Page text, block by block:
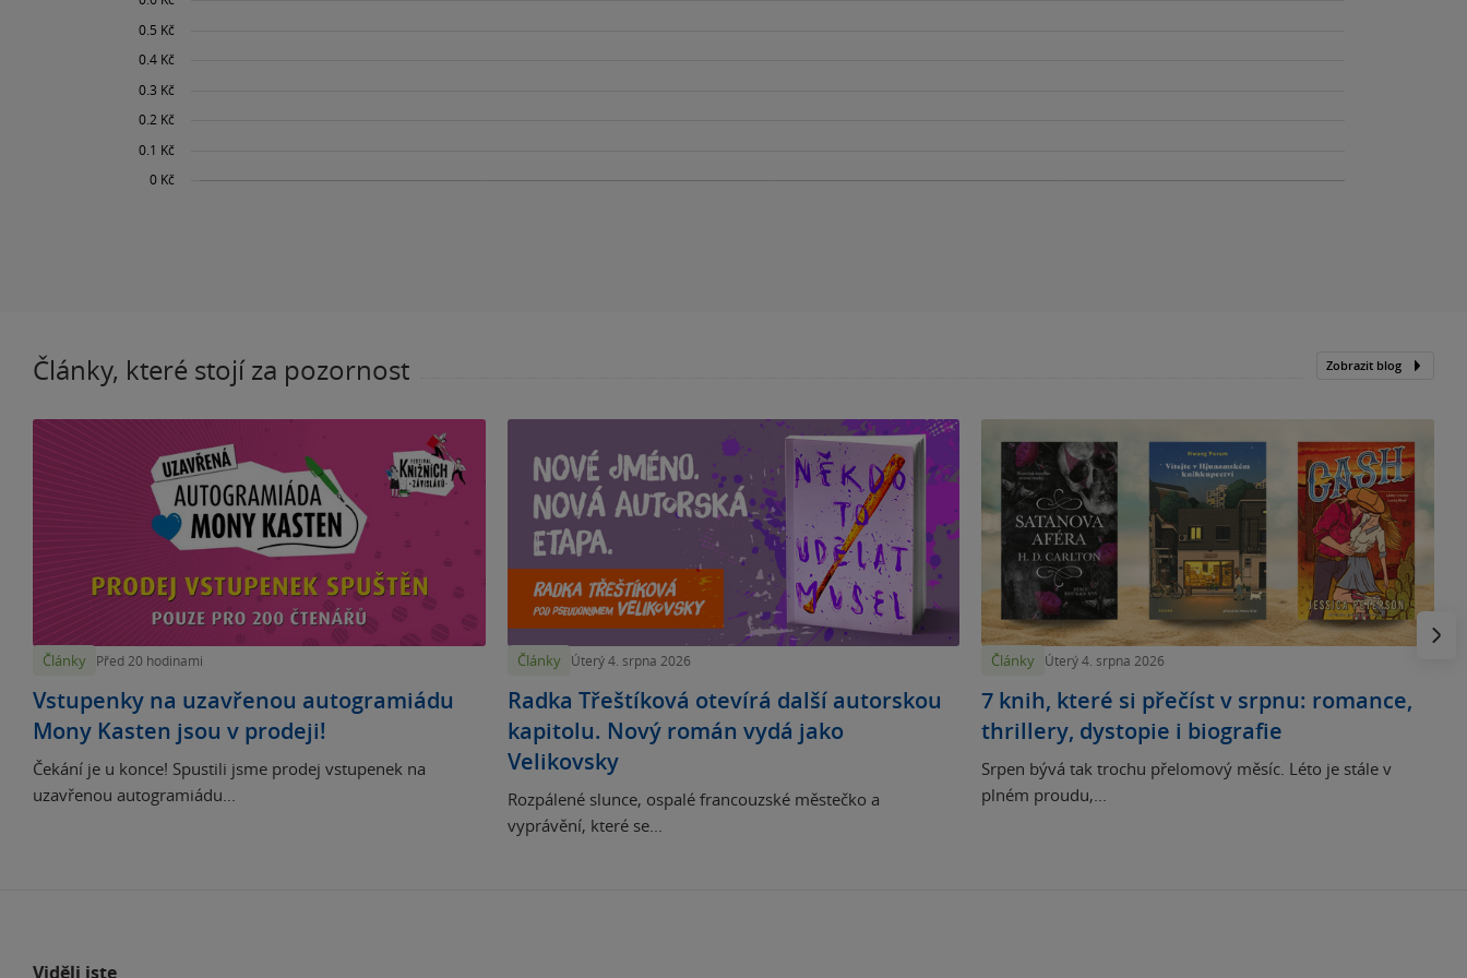
Články, které stojí za pozornost Zobrazit blog
Články Před 20 hodinami
Vstupenky na uzavřenou autogramiádu
Mony Kasten jsou v prodeji!
Čekání je u konce! Spustili jsme prodej vstupenek na
uzavřenou autogramiádu...
Články Úterý 4. srpna 2026
Radka Třeštíková otevírá další autorskou
kapitolu. Nový román vydá jako
Velikovsky
Rozpálené slunce, ospalé francouzské městečko a
vyprávění, které se...
Články Úterý 4. srpna 2026
7 knih, které si přečíst v srpnu: romance,
thrillery, dystopie i biografie
Srpen bývá tak trochu přelomový měsíc. Léto je stále v
plném proudu,...
Viděli jste